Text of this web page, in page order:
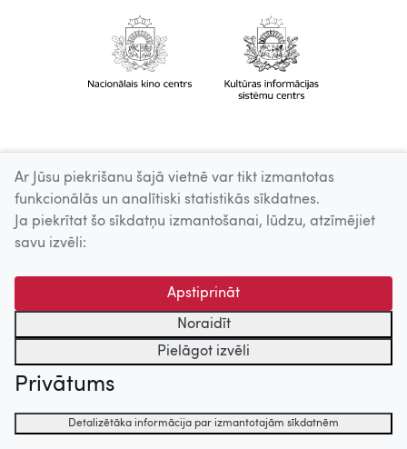
Ar Jūsu piekrišanu šajā vietnē var tikt izmantotas
funkcionālās un analītiski statistikās sīkdatnes.
Ja piekrītat šo sīkdatņu izmantošanai, lūdzu, atzīmējiet
savu izvēli:
Apstiprināt
Noraidīt
Pielāgot izvēli
Privātums
Detalizētāka informācija par izmantotajām sīkdatnēm